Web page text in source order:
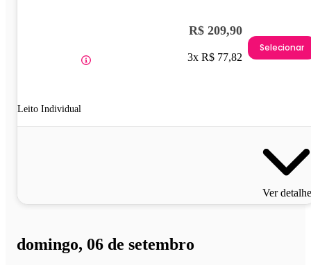
Leito Individual
R$ 209,90
3x R$ 77,82
Selecionar
Ver
domingo, 06 de setembro